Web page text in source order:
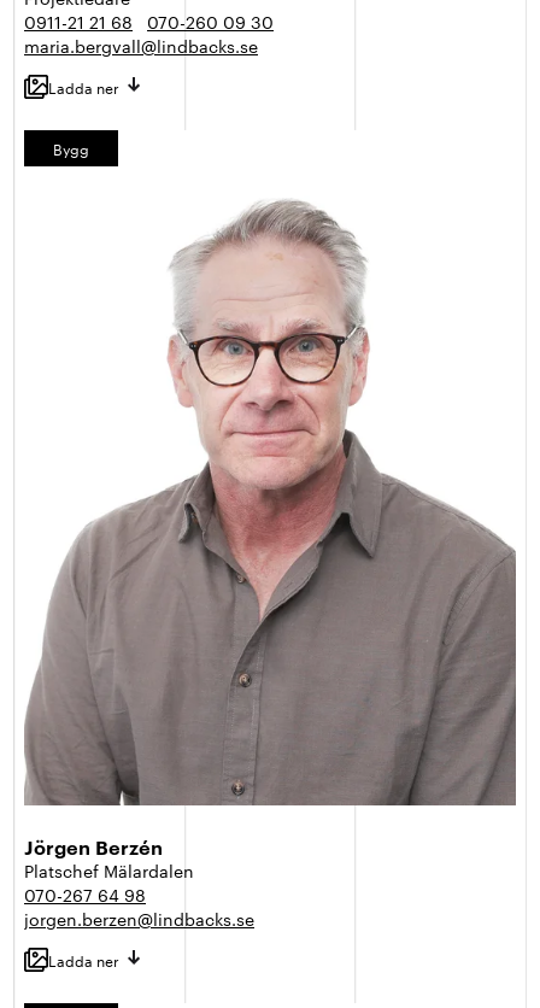
0911-21 21 68
070-260 09 30
maria.bergvall@lindbacks.se
Ladda ner
Bygg
Jörgen Berzén
Platschef Mälardalen
070-267 64 98
jorgen.berzen@lindbacks.se
Ladda ner